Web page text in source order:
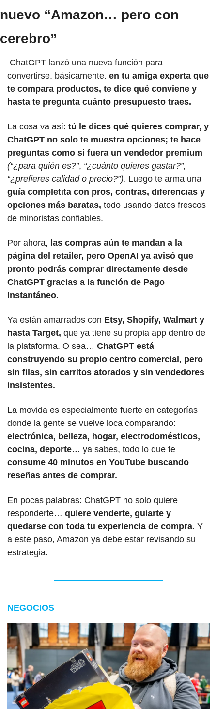
nuevo “Amazon… pero con
cerebro”
convertirse, básicamente, en tu amiga experta que
te compara productos, te dice qué conviene y
hasta te pregunta cuánto presupuesto traes.
La cosa va así: tú le dices qué quieres comprar, y
ChatGPT no solo te muestra opciones; te hace
preguntas como si fuera un vendedor premium
(“¿para quién es?”, “¿cuánto quieres gastar?”,
“¿prefieres calidad o precio?”).
guía completita con pros, contras, diferencias y
opciones más baratas, todo usando datos frescos
de minoristas confiables.
Por ahora, las compras aún te mandan a la
página del retailer, pero OpenAI ya avisó que
pronto podrás comprar directamente desde
ChatGPT gracias a la función de Pago
Instantáneo.
Ya están amarrados con Etsy, Shopify, Walmart y
hasta Target, que ya tiene su propia app dentro de
la plataforma. O sea… ChatGPT está
construyendo su propio centro comercial, pero
sin filas, sin carritos atorados y sin vendedores
insistentes.
La movida es especialmente fuerte en categorías
donde la gente se vuelve loca comparando:
electrónica, belleza, hogar, electrodomésticos,
cocina, deporte…
consume 40 minutos en YouTube buscando
reseñas antes de comprar.
En pocas palabras: ChatGPT no solo quiere
responderte… quiere venderte, guiarte y
quedarse con toda tu experiencia de compra. Y
a este paso, Amazon ya debe estar revisando su
estrategia.
NEGOCIOS